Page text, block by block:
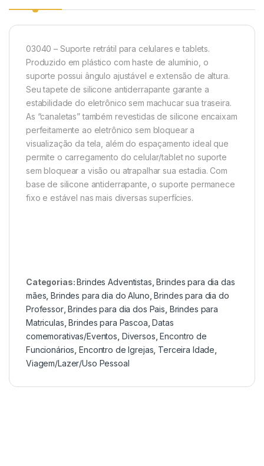
03040 – Suporte retrátil para celulares e tablets.
Produzido em plástico com haste de alumínio, o
suporte possui ângulo ajustável e extensão de altura.
Seu tapete de silicone antiderrapante garante a
estabilidade do eletrônico sem machucar sua traseira.
As “canaletas” também revestidas de silicone encaixam
perfeitamente ao eletrônico sem bloquear a
visualização da tela, além do espaçamento ideal que
permite o carregamento do celular/tablet no suporte
sem bloquear a visão ou atrapalhar sua estadia. Com
base de silicone antiderrapante, o suporte permanece
fixo e estável nas mais diversas superfícies.
Categorias:Brindes Adventistas ,Brindes para dia das
mães ,Brindes para dia do Aluno ,Brindes para dia do
Professor,Brindes para dia dos Pais Brindes para
Matriculas ,Brindes para Pascoa ,Datas
comemorativas/Eventos Diversos ,Encontro de
Funcionários ,Encontro de Igrejas Terceira Idade
Viagem/Lazer/Uso Pessoal